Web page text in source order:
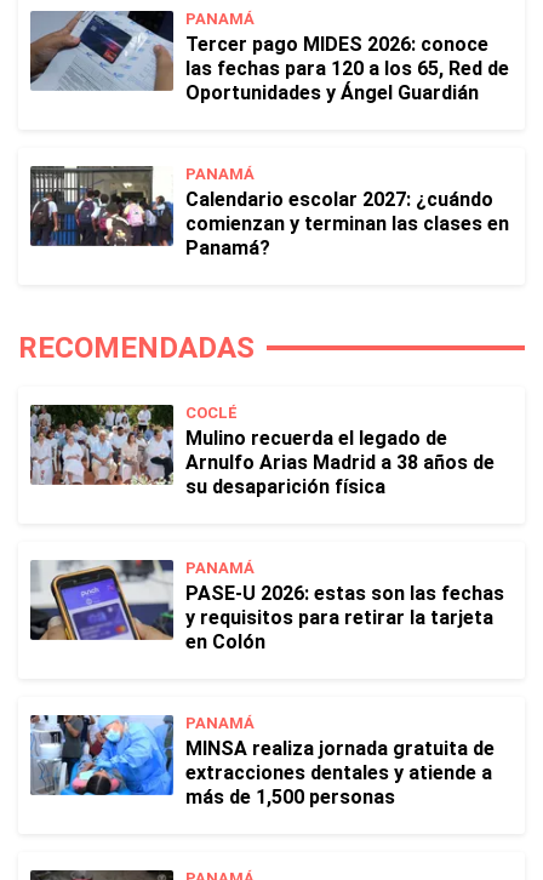
PANAMÁ
Tercer pago MIDES 2026: conoce
las fechas para 120 a los 65, Red de
Oportunidades y Ángel Guardián
PANAMÁ
Calendario escolar 2027: ¿cuándo
comienzan y terminan las clases en
Panamá?
RECOMENDADAS
COCLÉ
Mulino recuerda el legado de
Arnulfo Arias Madrid a 38 años de
su desaparición física
PANAMÁ
PASE-U 2026: estas son las fechas
y requisitos para retirar la tarjeta
en Colón
PANAMÁ
MINSA realiza jornada gratuita de
extracciones dentales y atiende a
más de 1,500 personas